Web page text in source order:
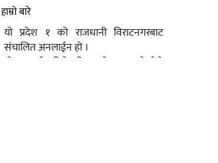
हाम्रो बारे
यो प्रदेश १ को राजधानी विराटनगरबाट
संचालित अनलाईन हो ।
यो अनलाई अहिले परीक्षणको क्रममा रहेकोले